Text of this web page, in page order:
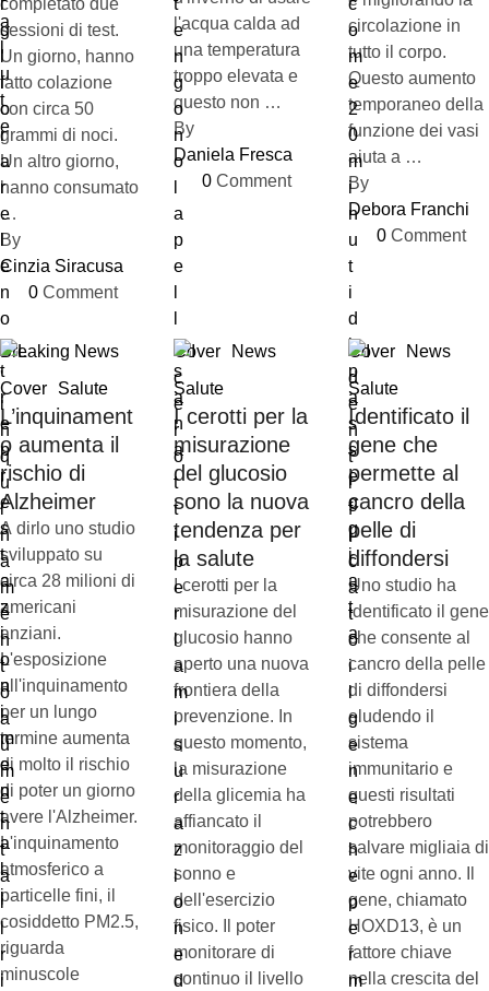
completato due
sessioni di test.
Un giorno, hanno
fatto colazione
con circa 50
grammi di noci.
Un altro giorno,
hanno consumato
…
By
Cinzia Siracusa
0 Comment
l'acqua calda ad
una temperatura
troppo elevata e
questo non …
By
Daniela Fresca
0 Comment
circolazione in
tutto il corpo.
Questo aumento
temporaneo della
funzione dei vasi
aiuta a …
By
Debora Franchi
0 Comment
Breaking News
Cover
Salute
L’inquinament
o aumenta il
rischio di
Alzheimer
A dirlo uno studio
sviluppato su
circa 28 milioni di
americani
anziani.
L'esposizione
all'inquinamento
per un lungo
termine aumenta
di molto il rischio
di poter un giorno
avere l'Alzheimer.
L'inquinamento
atmosferico a
particelle fini, il
cosiddetto PM2.5,
riguarda
minuscole
Cover
News
Salute
I cerotti per la
misurazione
del glucosio
sono la nuova
tendenza per
la salute
I cerotti per la
misurazione del
glucosio hanno
aperto una nuova
frontiera della
prevenzione. In
questo momento,
la misurazione
della glicemia ha
affiancato il
monitoraggio del
sonno e
dell'esercizio
fisico. Il poter
monitorare di
continuo il livello
Cover
News
Salute
Identificato il
gene che
permette al
cancro della
pelle di
diffondersi
Uno studio ha
identificato il gene
che consente al
cancro della pelle
di diffondersi
eludendo il
sistema
immunitario e
questi risultati
potrebbero
salvare migliaia di
vite ogni anno. Il
gene, chiamato
HOXD13, è un
fattore chiave
nella crescita del